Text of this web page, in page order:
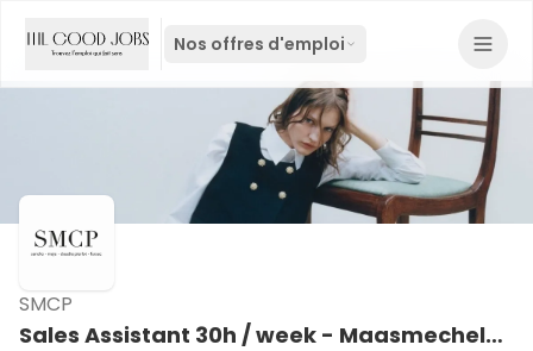
Nos offres d'emploi
Sales Assistant 30h / week - Maasmechelen H/F
SMCP